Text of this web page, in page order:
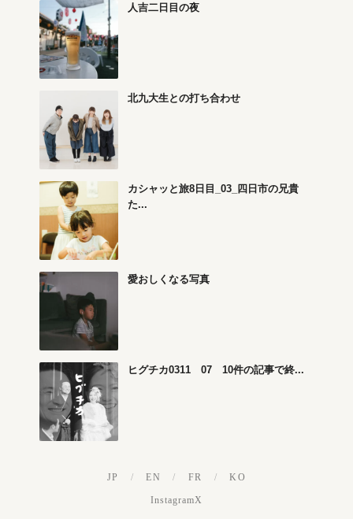
人吉二日目の夜
北九大生との打ち合わせ
カシャッと旅8日目_03_四日市の兄貴
た...
愛おしくなる写真
ヒグチカ0311 07 10件の記事で終...
JP / EN / FR / KO
InstagramX